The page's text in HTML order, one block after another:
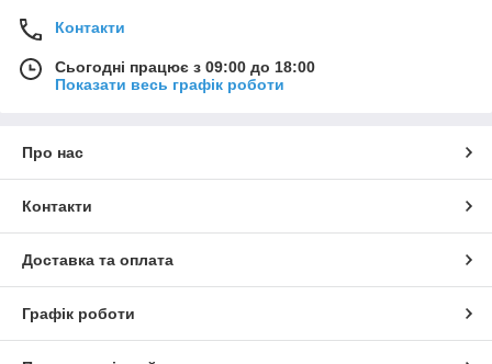
Контакти
Сьогодні працює з 09:00 до 18:00
Показати весь графік роботи
Про нас
Контакти
Доставка та оплата
Графік роботи